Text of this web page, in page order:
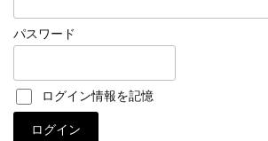
パスワード
ログイン情報を記憶